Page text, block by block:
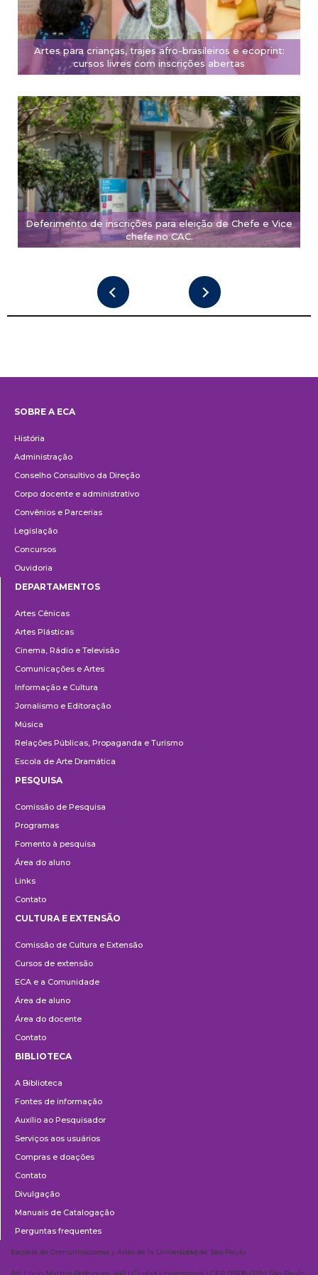
Artes para crianças, trajes afro-brasileiros e ecoprint:
cursos livres com inscrições abertas
Deferimento de inscrições para eleição de Chefe e Vice
chefe no CAC.
SOBRE A ECA
História
Administração
Conselho Consultivo da Direção
Corpo docente e administrativo
Convênios e Parcerias
Legislação
Concursos
Ouvidoria
DEPARTAMENTOS
Artes Cênicas
Artes Plásticas
Cinema, Rádio e Televisão
Comunicações e Artes
Informação e Cultura
Jornalismo e Editoração
Música
Relações Públicas, Propaganda e Turismo
Escola de Arte Dramática
PESQUISA
Comissão de Pesquisa
Programas
Fomento à pesquisa
Área do aluno
Links
Contato
e
Extensão
CULTURA E EXTENSÃO
Comissão de Cultura e Extensão
Cursos de extensão
ECA e a Comunidade
Área de aluno
Área do docente
Contato
BIBLIOTECA
A Biblioteca
Fontes de informação
Auxílio ao Pesquisador
Serviços aos usuários
Compras e doações
Contato
Divulgação
Manuais de Catalogação
Perguntas frequentes
Escuela de Comunicaciones y Artes de la Universidad de São Paulo